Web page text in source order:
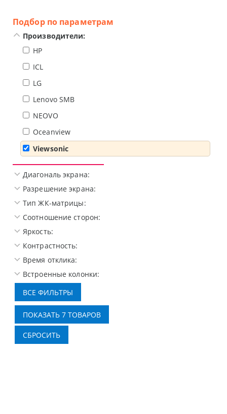
Подбор по параметрам
Производители:
HP
ICL
LG
Lenovo SMB
NEOVO
Oceanview
Viewsonic
Диагональ экрана:
Разрешение экрана:
Тип ЖК-матрицы:
Соотношение сторон:
Яркость:
Контрастность:
Время отклика:
Встроенные колонки: